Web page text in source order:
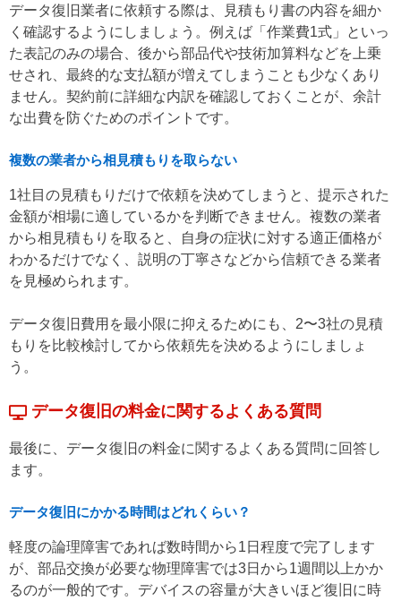
データ復旧業者に依頼する際は、見積もり書の内容を細か
く確認するようにしましょう。例えば「作業費1式」といっ
た表記のみの場合、後から部品代や技術加算料などを上乗
せされ、最終的な支払額が増えてしまうことも少なくあり
ません。契約前に詳細な内訳を確認しておくことが、余計
な出費を防ぐためのポイントです。
複数の業者から相見積もりを取らない
1社目の見積もりだけで依頼を決めてしまうと、提示された
金額が相場に適しているかを判断できません。複数の業者
から相見積もりを取ると、自身の症状に対する適正価格が
わかるだけでなく、説明の丁寧さなどから信頼できる業者
を見極められます。
データ復旧費用を最小限に抑えるためにも、2〜3社の見積
もりを比較検討してから依頼先を決めるようにしましょ
う。
データ復旧の料金に関するよくある質問
最後に、データ復旧の料金に関するよくある質問に回答し
ます。
データ復旧にかかる時間はどれくらい？
軽度の論理障害であれば数時間から1日程度で完了します
が、部品交換が必要な物理障害では3日から1週間以上かか
るのが一般的です。デバイスの容量が大きいほど復旧に時